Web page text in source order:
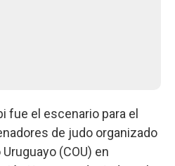
fue el escenario para el
de judo organizado
(COU) en